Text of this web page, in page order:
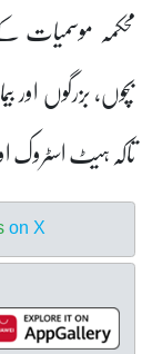
محکمہ موسمیات
بچوں، بزرگوں
تاکہ ہیٹ اسٹروک
on X